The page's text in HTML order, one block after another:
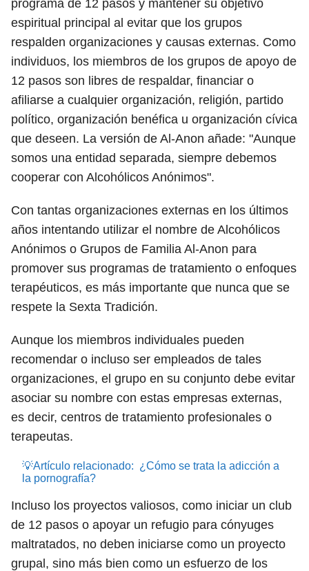
programa de 12 pasos y mantener su objetivo
espiritual principal al evitar que los grupos
respalden organizaciones y causas externas. Como
individuos, los miembros de los grupos de apoyo de
12 pasos son libres de respaldar, financiar o
afiliarse a cualquier organización, religión, partido
político, organización benéfica u organización cívica
que deseen. La versión de Al-Anon añade: "Aunque
somos una entidad separada, siempre debemos
cooperar con Alcohólicos Anónimos".
Con tantas organizaciones externas en los últimos
años intentando utilizar el nombre de Alcohólicos
Anónimos o Grupos de Familia Al-Anon para
promover sus programas de tratamiento o enfoques
terapéuticos, es más importante que nunca que se
respete la Sexta Tradición.
Aunque los miembros individuales pueden
recomendar o incluso ser empleados de tales
organizaciones, el grupo en su conjunto debe evitar
asociar su nombre con estas empresas externas,
es decir, centros de tratamiento profesionales o
terapeutas.
💡Artículo relacionado: ¿Cómo se trata la adicción a
la pornografía?
Incluso los proyectos valiosos, como iniciar un club
de 12 pasos o apoyar un refugio para cónyuges
maltratados, no deben iniciarse como un proyecto
grupal, sino más bien como un esfuerzo de los